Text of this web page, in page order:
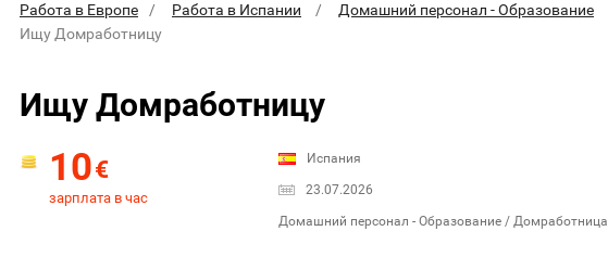
Работа в Европе Работа в Испании Домашний персонал - Образование
Ищу Домработницу
Ищу Домработницу
10€
зарплата в час
Испания
23.07.2026
Домашний персонал - Образование / Домработница